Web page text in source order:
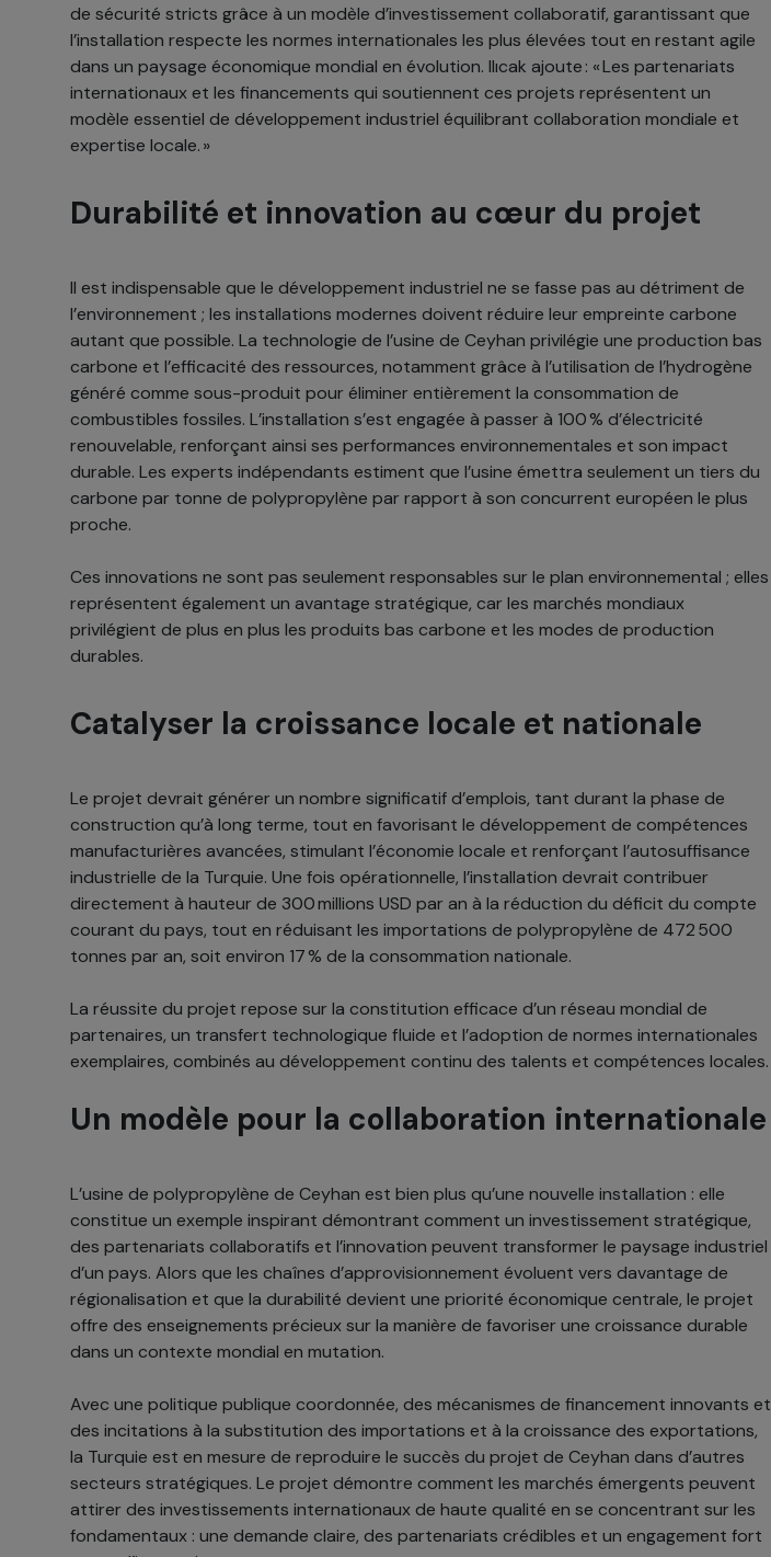
de sécurité stricts grâce à un modèle d’investissement collaboratif, garantissant que
l’installation respecte les normes internationales les plus élevées tout en restant agile
dans un paysage économique mondial en évolution. Ilıcak ajoute : « Les partenariats
internationaux et les financements qui soutiennent ces projets représentent un
modèle essentiel de développement industriel équilibrant collaboration mondiale et
expertise locale. »
Durabilité et innovation au cœur du projet
Il est indispensable que le développement industriel ne se fasse pas au détriment de
l’environnement ; les installations modernes doivent réduire leur empreinte carbone
autant que possible. La technologie de l’usine de Ceyhan privilégie une production bas
carbone et l’efficacité des ressources, notamment grâce à l’utilisation de l’hydrogène
généré comme sous-produit pour éliminer entièrement la consommation de
combustibles fossiles. L’installation s’est engagée à passer à 100 % d’électricité
renouvelable, renforçant ainsi ses performances environnementales et son impact
durable. Les experts indépendants estiment que l’usine émettra seulement un tiers du
carbone par tonne de polypropylène par rapport à son concurrent européen le plus
proche.
Ces innovations ne sont pas seulement responsables sur le plan environnemental ; elles
représentent également un avantage stratégique, car les marchés mondiaux
privilégient de plus en plus les produits bas carbone et les modes de production
durables.
Catalyser la croissance locale et nationale
Le projet devrait générer un nombre significatif d’emplois, tant durant la phase de
construction qu’à long terme, tout en favorisant le développement de compétences
manufacturières avancées, stimulant l’économie locale et renforçant l’autosuffisance
industrielle de la Turquie. Une fois opérationnelle, l’installation devrait contribuer
directement à hauteur de 300 millions USD par an à la réduction du déficit du compte
courant du pays, tout en réduisant les importations de polypropylène de 472 500
tonnes par an, soit environ 17 % de la consommation nationale.
La réussite du projet repose sur la constitution efficace d’un réseau mondial de
partenaires, un transfert technologique fluide et l’adoption de normes internationales
exemplaires, combinés au développement continu des talents et compétences locales.
Un modèle pour la collaboration internationale
L’usine de polypropylène de Ceyhan est bien plus qu’une nouvelle installation : elle
constitue un exemple inspirant démontrant comment un investissement stratégique,
des partenariats collaboratifs et l’innovation peuvent transformer le paysage industriel
d’un pays. Alors que les chaînes d’approvisionnement évoluent vers davantage de
régionalisation et que la durabilité devient une priorité économique centrale, le projet
offre des enseignements précieux sur la manière de favoriser une croissance durable
dans un contexte mondial en mutation.
Avec une politique publique coordonnée, des mécanismes de financement innovants et
des incitations à la substitution des importations et à la croissance des exportations,
la Turquie est en mesure de reproduire le succès du projet de Ceyhan dans d’autres
secteurs stratégiques. Le projet démontre comment les marchés émergents peuvent
attirer des investissements internationaux de haute qualité en se concentrant sur les
fondamentaux : une demande claire, des partenariats crédibles et un engagement fort